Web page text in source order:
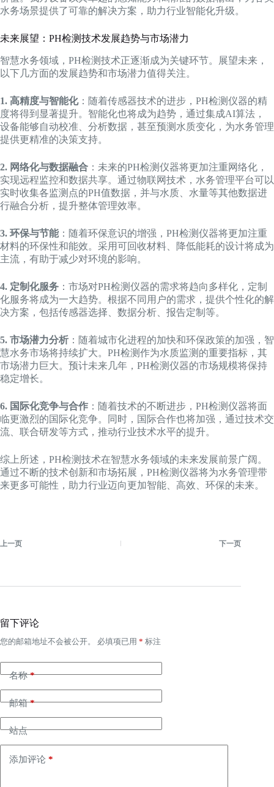
水务场景提供了可靠的解决方案，助力行业智能化升级。
未来展望：PH检测技术发展趋势与市场潜力
智慧水务领域，PH检测技术正逐渐成为关键环节。展望未来，
以下几方面的发展趋势和市场潜力值得关注。
1. 高精度与智能化：随着传感器技术的进步，PH检测仪器的精
度将得到显著提升。智能化也将成为趋势，通过集成AI算法，
设备能够自动校准、分析数据，甚至预测水质变化，为水务管理
提供更精准的决策支持。
2. 网络化与数据融合 ：未来的PH检测仪器将更加注重网络化，
实现远程监控和数据共享。通过物联网技术，水务管理平台可以
实时收集各监测点的PH值数据，并与水质、水量等其他数据进
行融合分析，提升整体管理效率。
3. 环保与节能：随着环保意识的增强，PH检测仪器将更加注重
材料的环保性和能效。采用可回收材料、降低能耗的设计将成为
主流，有助于减少对环境的影响。
4. 定制化服务 ：市场对PH检测仪器的需求将趋向多样化，定制
化服务将成为一大趋势。根据不同用户的需求，提供个性化的解
决方案，包括传感器选择、数据分析、报告定制等。
5. 市场潜力分析 ：随着城市化进程的加快和环保政策的加强，智
慧水务市场将持续扩大。PH检测作为水质监测的重要指标，其
市场潜力巨大。预计未来几年，PH检测仪器的市场规模将保持
稳定增长。
6. 国际化竞争与合作 ：随着技术的不断进步，PH检测仪器将面
临更激烈的国际化竞争。同时，国际合作也将加强，通过技术交
流、联合研发等方式，推动行业技术水平的提升。
综上所述，PH检测技术在智慧水务领域的未来发展前景广阔。
通过不断的技术创新和市场拓展，PH检测仪器将为水务管理带
来更多可能性，助力行业迈向更加智能、高效、环保的未来。
上一页 下一页
留下评论
您的邮箱地址不会被公开。 必填项已用 * 标注
名称*
邮箱*
站点
添加评论 *